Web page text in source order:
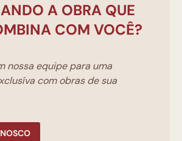
A OBRA QUE
COM VOCÊ?
nossa equipe para uma
com obras de sua